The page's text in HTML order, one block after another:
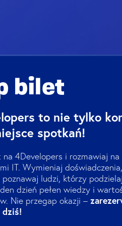
bilet
to nie tylko
spotkań!
na 4Developers i rozmawiaj
IT. Wymieniaj
ludzi, którzy
dzień pełen wiedzy i
Nie przegap okazji –